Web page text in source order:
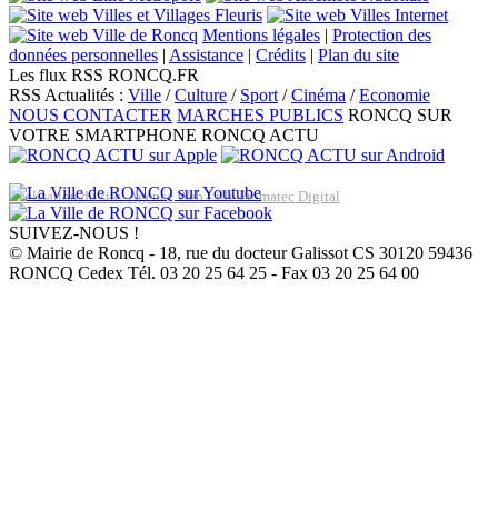
Mentions légales | Protection des
données personnelles | Assistance | Crédits | Plan du site
Les flux RSS RONCQ.FR
RSS Actualités : Ville /Culture / Sport /Cinéma /Economie
NOUS CONTACTER MARCHES PUBLICS RONCQ SUR
VOTRE SMARTPHONE RONCQ ACTU
Réalisation du site: Agence Web Lille Promatec Digital
SUIVEZ-NOUS !
© Mairie de Roncq - 18, rue du docteur Galissot CS 30120 59436
RONCQ Cedex Tél. 03 20 25 64 25 - Fax 03 20 25 64 00